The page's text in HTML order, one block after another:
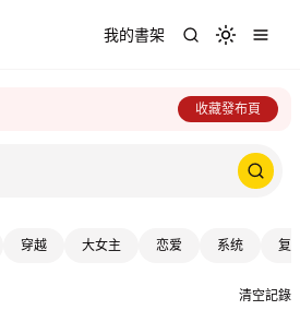
我的書架 Toggle
收藏發布頁
穿越 大女主 恋爱 系统 复
清空記錄